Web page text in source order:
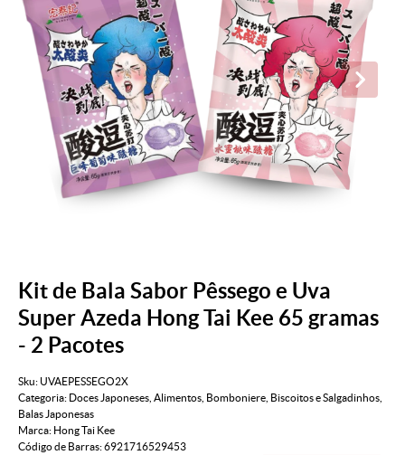
Kit de Bala Sabor Pêssego e Uva
Super Azeda Hong Tai Kee 65 gramas
- 2 Pacotes
Sku: UVAEPESSEGO2X
Categoria: Doces Japoneses Alimentos Bomboniere Biscoitos e Salgadinhos
Balas Japonesas
Marca: Hong Tai Kee
Código de Barras:6921716529453